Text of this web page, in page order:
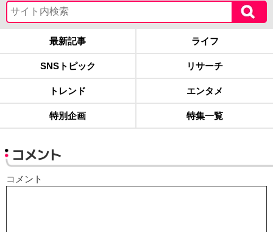
最新記事 ライフ
SNSトピック リサーチ
トレンド エンタメ
特別企画 特集一覧
コメント
コメント